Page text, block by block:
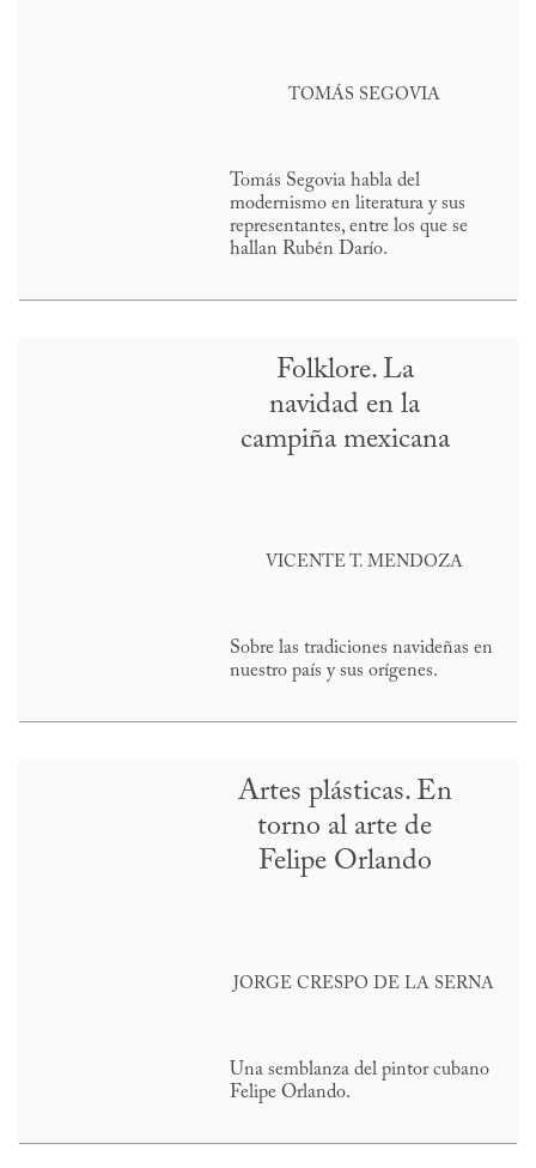
TOMÁS SEGOVIA
Tomás Segovia habla del
modernismo en literatura y sus
representantes, entre los que se
hallan Rubén Darío.
Folklore. La
navidad en la
campiña mexicana
VICENTE T. MENDOZA
Sobre las tradiciones navideñas en
nuestro país y sus orígenes.
Artes plásticas. En
torno al arte de
Felipe Orlando
JORGE CRESPO DE LA SERNA
Una semblanza del pintor cubano
Felipe Orlando.